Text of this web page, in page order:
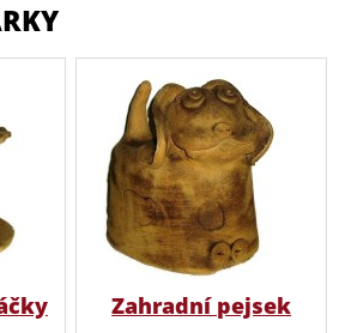
Zahradní pejsek